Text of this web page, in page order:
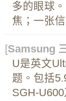
多的眼球
焦；一张
[Samsung
U是英文
题。包括
SGH-